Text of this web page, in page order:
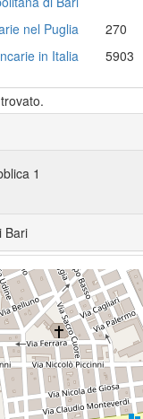
nel Puglia
270
in Italia
5903
trovato.
1
Bari